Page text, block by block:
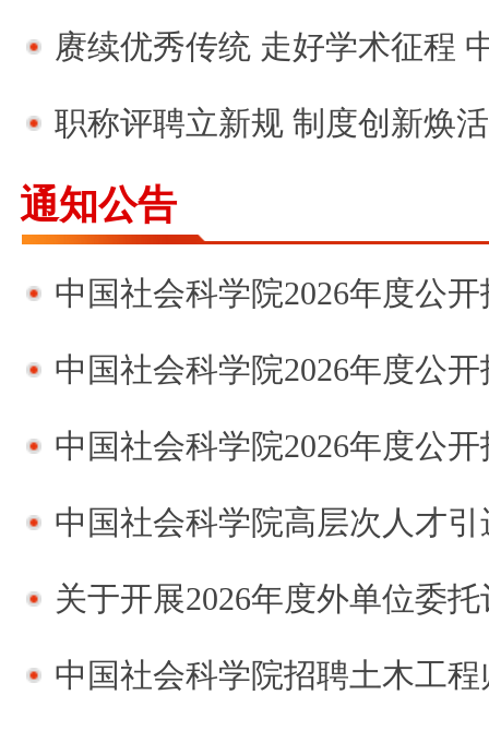
赓续优秀传统 走好学术征程 中国社会科学院召
职称评聘立新规 制度创新焕活力 ——中国社会科
通知公告
中国社会科学院2026年度公开招聘第二
中国社会科学院2026年度公开招聘第一
中国社会科学院2026年度公开招
中国社会科学院高层次人才
关于开展2026年度外单位委托评
中国社会科学院招聘土木工